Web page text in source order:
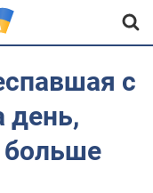
с
день,
больше